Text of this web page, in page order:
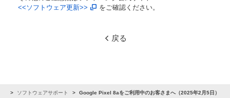
<<ソフトウェア更新>>
をご確認ください。
戻る
ソフトウェアサポート Google Pixel 8aをご利用中のお客さまへ（2025年2月5日）